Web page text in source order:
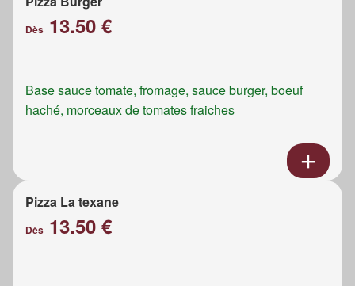
Dès 13.50 €
Base sauce tomate, fromage, sauce burger, boeuf
haché, morceaux de tomates fraiches
Pizza La texane
Dès 13.50 €